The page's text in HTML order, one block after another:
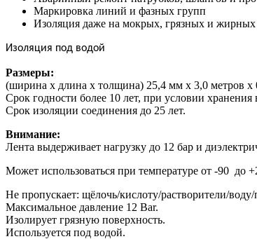
Маркировка линий и фазных групп
Изоляция даже на мокрых, грязных и жирных
Изоляция под водой
Размеры:
(ширина х длина х толщина) 25,4 мм х 3,0 метров х
Срок годности более 10 лет, при условии
Срок изоляции соединения до 25 лет.
Внимание:
Лента выдерживает нагрузку до 12 бар и
Может использоваться при температуре от -90 до
Не пропускает: щёлочь/кислоту/растворители/воду/
Максимальное давление 12 Bar.
Изолирует грязную поверхность.
Используется под водой.